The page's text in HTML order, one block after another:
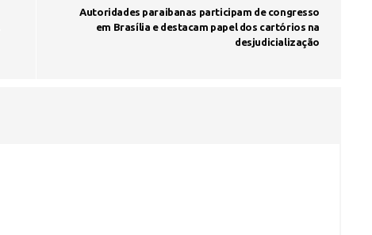
Autoridades paraibanas participam de congresso
em Brasília e destacam papel dos cartórios na
desjudicialização